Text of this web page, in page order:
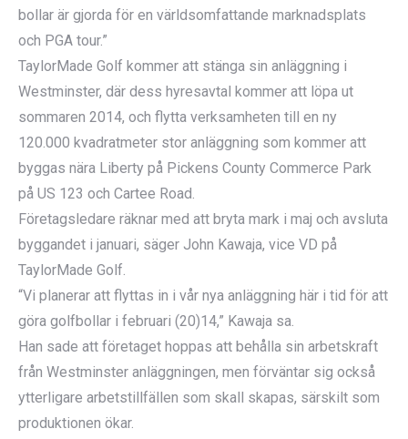
bollar är gjorda för en världsomfattande marknadsplats
och PGA tour.”
TaylorMade Golf kommer att stänga sin anläggning i
Westminster, där dess hyresavtal kommer att löpa ut
sommaren 2014, och flytta verksamheten till en ny
120.000 kvadratmeter stor anläggning som kommer att
byggas nära Liberty på Pickens County Commerce Park
på US 123 och Cartee Road.
Företagsledare räknar med att bryta mark i maj och avsluta
byggandet i januari, säger John Kawaja, vice VD på
TaylorMade Golf.
“Vi planerar att flyttas in i vår nya anläggning här i tid för att
göra golfbollar i februari (20)14,” Kawaja sa.
Han sade att företaget hoppas att behålla sin arbetskraft
från Westminster anläggningen, men förväntar sig också
ytterligare arbetstillfällen som skall skapas, särskilt som
produktionen ökar.